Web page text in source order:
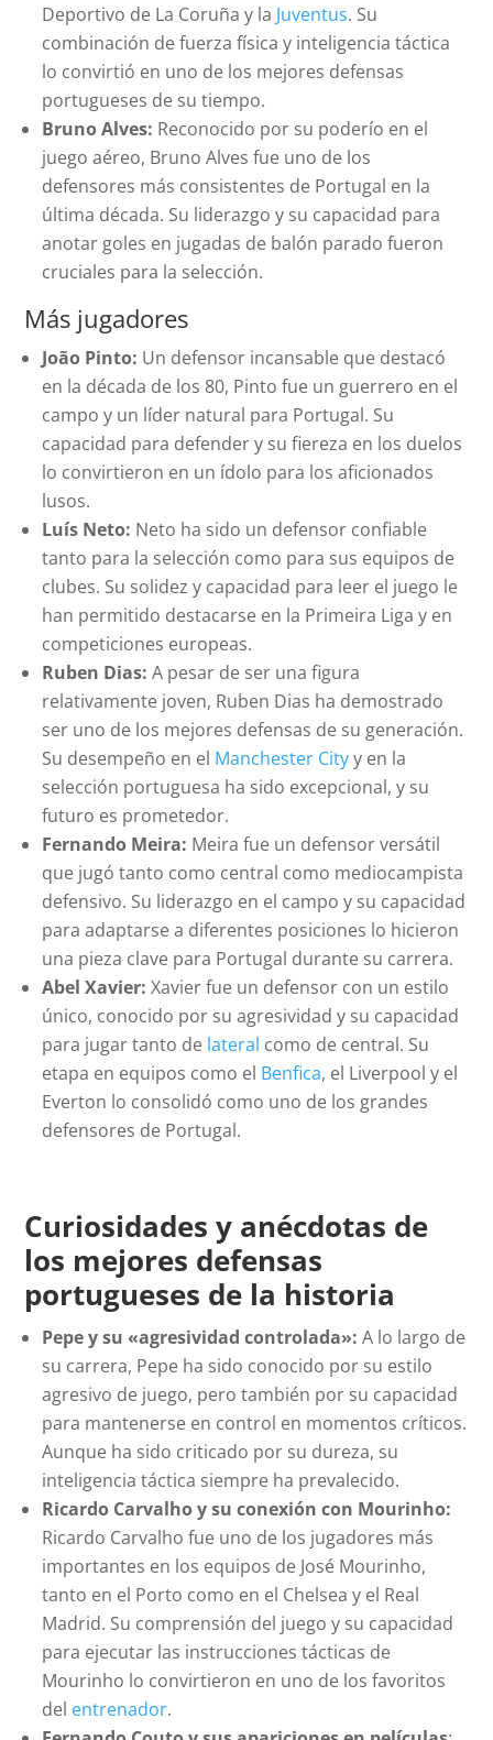
Deportivo de La Coruña y la Juventus. Su
combinación de fuerza física y inteligencia táctica
lo convirtió en uno de los mejores defensas
portugueses de su tiempo.
Bruno Alves: Reconocido por su poderío en el
juego aéreo, Bruno Alves fue uno de los
defensores más consistentes de Portugal en la
última década. Su liderazgo y su capacidad para
anotar goles en jugadas de balón parado fueron
cruciales para la selección.
Más jugadores
João Pinto: Un defensor incansable que destacó
en la década de los 80, Pinto fue un guerrero en el
campo y un líder natural para Portugal. Su
capacidad para defender y su fiereza en los duelos
lo convirtieron en un ídolo para los aficionados
lusos.
Luís Neto: Neto ha sido un defensor confiable
tanto para la selección como para sus equipos de
clubes. Su solidez y capacidad para leer el juego le
han permitido destacarse en la Primeira Liga y en
competiciones europeas.
Ruben Dias: A pesar de ser una figura
relativamente joven, Ruben Dias ha demostrado
ser uno de los mejores defensas de su generación.
Su desempeño en el Manchester Cityy en la
selección portuguesa ha sido excepcional, y su
futuro es prometedor.
Fernando Meira: Meira fue un defensor versátil
que jugó tanto como central como mediocampista
defensivo. Su liderazgo en el campo y su capacidad
para adaptarse a diferentes posiciones lo hicieron
una pieza clave para Portugal durante su carrera.
Abel Xavier: Xavier fue un defensor con un estilo
único, conocido por su agresividad y su capacidad
para jugar tanto de lateral como de central. Su
etapa en equipos como el Benfica, el Liverpool y el
Everton lo consolidó como uno de los grandes
defensores de Portugal.
Curiosidades y anécdotas de
los mejores defensas
portugueses de la historia
Pepe y su «agresividad controlada»: A lo largo de
su carrera, Pepe ha sido conocido por su estilo
agresivo de juego, pero también por su capacidad
para mantenerse en control en momentos críticos.
Aunque ha sido criticado por su dureza, su
inteligencia táctica siempre ha prevalecido.
Ricardo Carvalho y su conexión con Mourinho:
Ricardo Carvalho fue uno de los jugadores más
importantes en los equipos de José Mourinho,
tanto en el Porto como en el Chelsea y el Real
Madrid. Su comprensión del juego y su capacidad
para ejecutar las instrucciones tácticas de
Mourinho lo convirtieron en uno de los favoritos
del entrenador.